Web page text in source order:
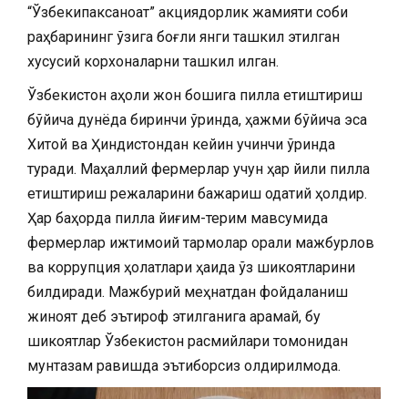
“Ўзбекипаксаноат” акциядорлик жамияти собиқ
раҳбарининг ўзига боғлиқ янги ташкил этилган
хусусий корхоналарни ташкил қилган.
Ўзбекистон аҳоли жон бошига пилла етиштириш
бўйича дунёда биринчи ўринда, ҳажми бўйича эса
Хитой ва Ҳиндистондан кейин учинчи ўринда
туради. Маҳаллий фермерлар учун ҳар йили пилла
етиштириш режаларини бажариш одатий ҳолдир.
Ҳар баҳорда пилла йиғим-терим мавсумида
фермерлар ижтимоий тармоқлар орқали мажбурлов
ва коррупция ҳолатлари ҳақида ўз шикоятларини
билдиради. Мажбурий меҳнатдан фойдаланиш
жиноят деб эътироф этилганига қарамай, бу
шикоятлар Ўзбекистон расмийлари томонидан
мунтазам равишда эътиборсиз қолдирилмоқда.